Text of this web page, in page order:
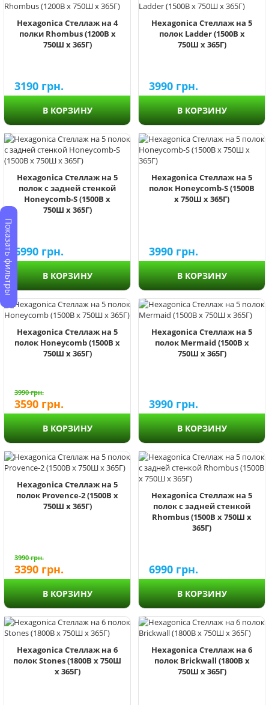
Показать фильтры
Hexagonica Стеллаж на 4
полки Rhombus (1200В х
750Ш х 365Г)
3190 грн.
В КОРЗИНУ
Hexagonica Стеллаж на 5
полок Ladder (1500В х
750Ш х 365Г)
3990 грн.
В КОРЗИНУ
Hexagonica Стеллаж на 5
полок с задней стенкой
Honeycomb-S (1500В х
750Ш х 365Г)
6990 грн.
В КОРЗИНУ
Hexagonica Стеллаж на 5
полок Honeycomb-S (1500В
х 750Ш х 365Г)
3990 грн.
В КОРЗИНУ
Hexagonica Стеллаж на 5
полок Honeycomb (1500В х
750Ш х 365Г)
3990грн.
3590 грн.
В КОРЗИНУ
Hexagonica Стеллаж на 5
полок Mermaid (1500В х
750Ш х 365Г)
3990 грн.
В КОРЗИНУ
Hexagonica Стеллаж на 5
полок Provence-2 (1500В х
750Ш х 365Г)
3990грн.
3390 грн.
В КОРЗИНУ
Hexagonica Стеллаж на 5
полок с задней стенкой
Rhombus (1500В х 750Ш х
365Г)
6990 грн.
В КОРЗИНУ
Hexagonica Стеллаж на 6
полок Stones (1800В х 750Ш
х 365Г)
Hexagonica Стеллаж на 6
полок Brickwall (1800В х
750Ш х 365Г)